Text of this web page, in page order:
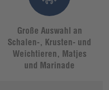
Große Auswahl an
Schalen-, Krusten- und
Weichtieren, Matjes
und Marinade